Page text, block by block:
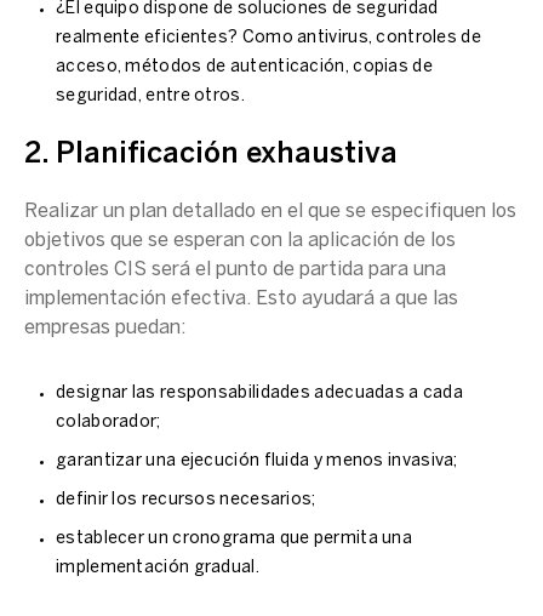
¿El equipo dispone de soluciones de seguridad
realmente eficientes? Como antivirus, controles de
acceso, métodos de autenticación, copias de
seguridad, entre otros.
2. Planificación exhaustiva
Realizar un plan detallado en el que se especifiquen los
objetivos que se esperan con la aplicación de los
controles CIS será el punto de partida para una
implementación efectiva. Esto ayudará a que las
empresas puedan:
designar las responsabilidades adecuadas a cada
colaborador;
garantizar una ejecución fluida y menos invasiva;
definir los recursos necesarios;
establecer un cronograma que permita una
implementación gradual.